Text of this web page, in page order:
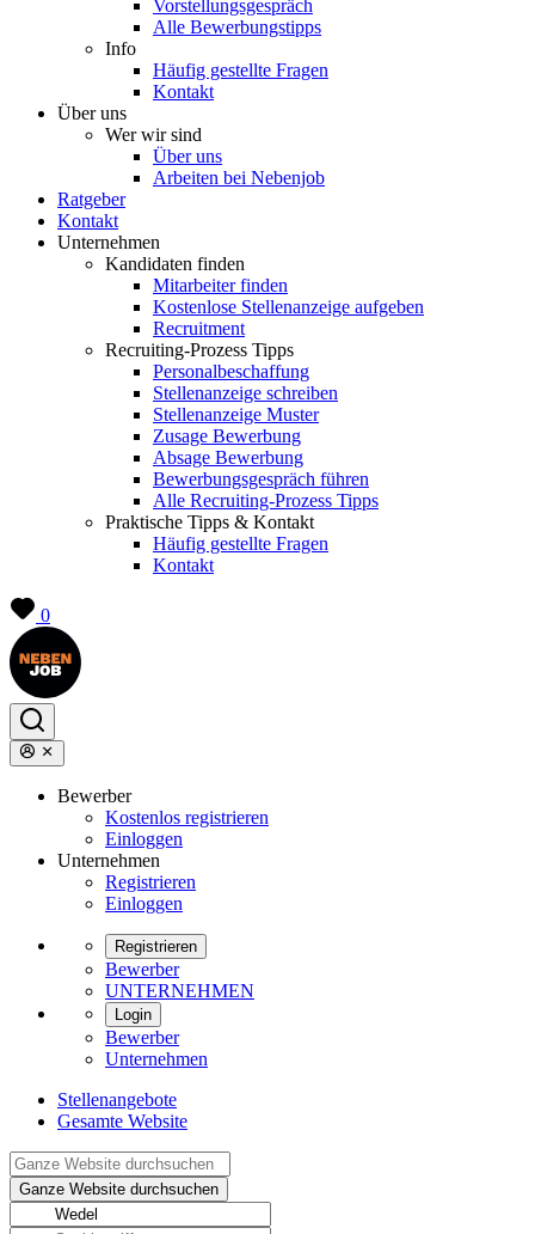
Vorstellungsgespräch
Alle Bewerbungstipps
Info
Häufig gestellte Fragen
Kontakt
Über uns
Wer wir sind
Über uns
Arbeiten bei Nebenjob
Ratgeber
Kontakt
Unternehmen
Kandidaten finden
Mitarbeiter finden
Kostenlose Stellenanzeige aufgeben
Recruitment
Recruiting-Prozess Tipps
Personalbeschaffung
Stellenanzeige schreiben
Stellenanzeige Muster
Zusage Bewerbung
Absage Bewerbung
Bewerbungsgespräch führen
Alle Recruiting-Prozess Tipps
Praktische Tipps & Kontakt
Häufig gestellte Fragen
Kontakt
0
Bewerber
Kostenlos registrieren
Einloggen
Unternehmen
Registrieren
Einloggen
Registrieren
Bewerber
UNTERNEHMEN
Login
Bewerber
Unternehmen
Stellenangebote
Gesamte Website